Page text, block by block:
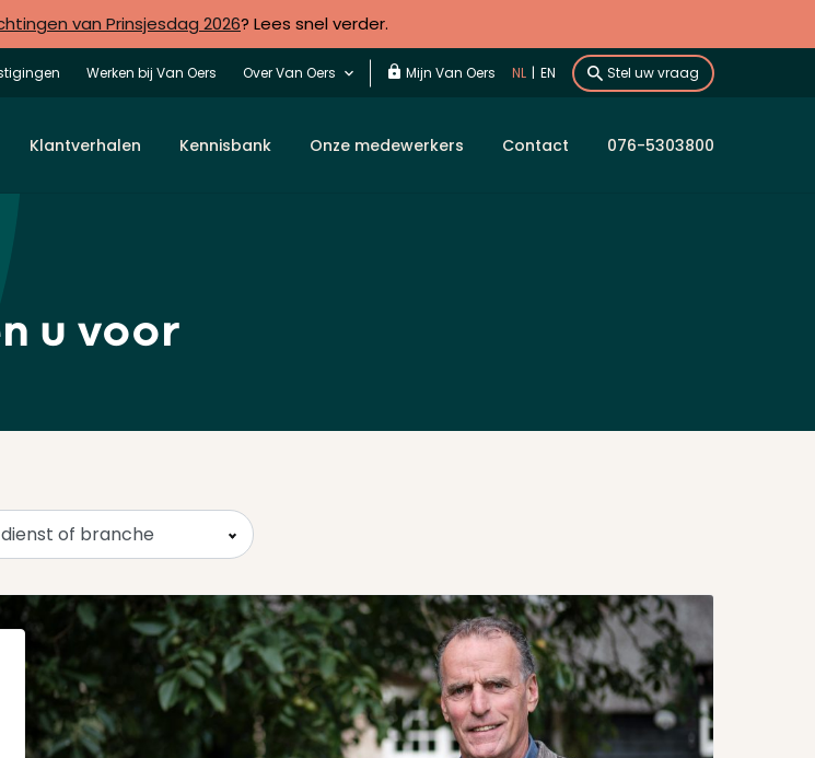
van Prinsjesdag 2026? Lees snel verder.
Werken bij Van Oers Over Van Oers Mijn Van Oers NL | EN Stel uw vraag
Klantverhalen Kennisbank Onze medewerkers Contact 076-5303800
u voor
of branche